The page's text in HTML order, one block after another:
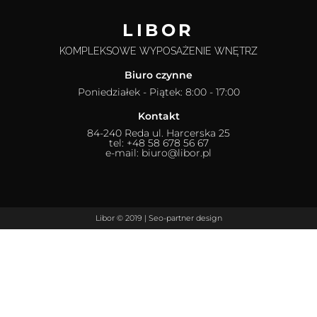
LIBOR
KOMPLEKSOWE WYPOSAŻENIE WNĘTRZ
Biuro czynne
Poniedziałek - Piątek: 8:00 - 17:00
Kontakt
84-240 Reda ul. Harcerska 25
tel: +48 58 678 56 67
e-mail: biuro@libor.pl
Libor © 2019 | Seo-partnerdesign